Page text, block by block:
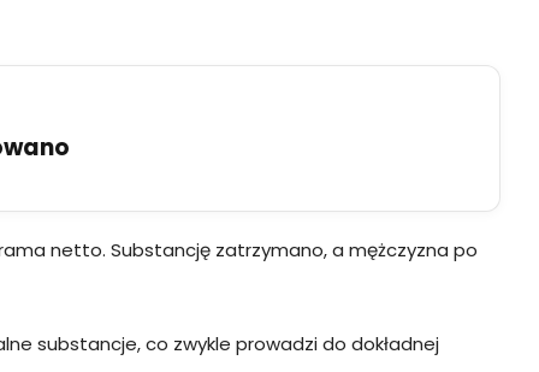
netto. Substancję zatrzymano, a mężczyzna po
substancje, co zwykle prowadzi do dokładnej